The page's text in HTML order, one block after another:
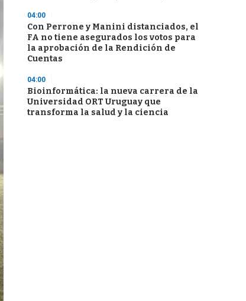
04:00
Con Perrone y Manini distanciados, el
FA no tiene asegurados los votos para
la aprobación de la Rendición de
Cuentas
04:00
Bioinformática: la nueva carrera de la
Universidad ORT Uruguay que
transforma la salud y la ciencia